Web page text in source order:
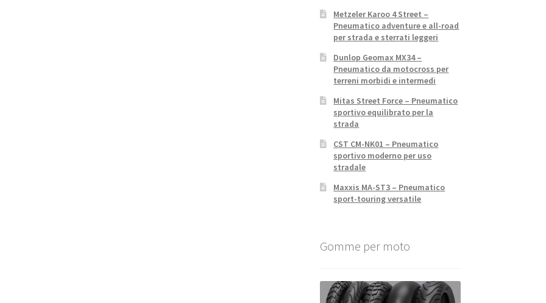
Metzeler Karoo 4 Street –
Pneumatico adventure e all-road
per strada e sterrati leggeri
Dunlop Geomax MX34 –
Pneumatico da motocross per
terreni morbidi e intermedi
Mitas Street Force – Pneumatico
sportivo equilibrato per la
strada
CST CM-NK01 – Pneumatico
sportivo moderno per uso
stradale
Maxxis MA-ST3 – Pneumatico
sport-touring versatile
Gomme per moto